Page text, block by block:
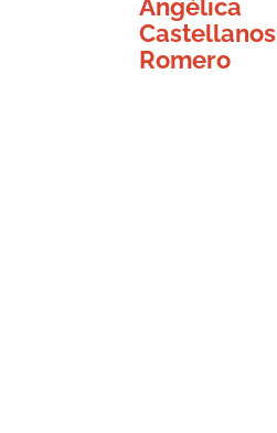
Angélica
Castellanos
Romero